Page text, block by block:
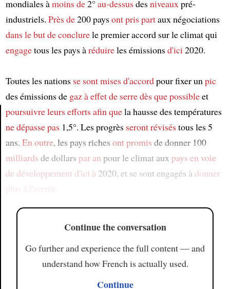
Article
mondiales àmoins de2° au-dessusdesniveauxpré-
industriels. Près de200 paysont pris partaux négociations
dans le but deconclurele premier accord sur le climat qui
engagetous les pays àréduireles émissionsd'ici2020.
Toutes les nations se sont mises d'accordpour fixer unpic
des émissions de gaz à effet de serredès que possibleet
poursuivre leurs effortsafin quela hausse des températures
ne dépasse pas1,5°. Les progrès seront réviséstous les 5
ans. En outre, les pays riches ont promis de donner 100
milliards de dollars par an pour le climat aux pays en voie
de développement d'ici à 2020, et se sont engagés àdonner
plus à l'avenir
Continue the conversation
Go further and experience the full content — and
understand how French is actually used.
Continue